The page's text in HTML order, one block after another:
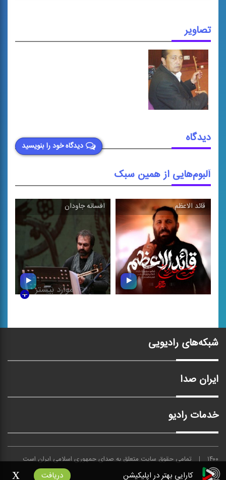
تصاویر
دیدگاه خود را بنویسید
دیدگاه
آلبوم‌هایی از همین سبک
قائد الاعظم\
قائد الاعظم
افسانه جاودان
موارد بیشتر
شبکه‌های رادیویی
ایران صدا
خدمات رادیو
۱۴۰۰ تمامی حقوق سایت متعلق بهصدایجمهوری اسلامی ایران است
کارایی بهتر در اپلیکیشن دریافت x